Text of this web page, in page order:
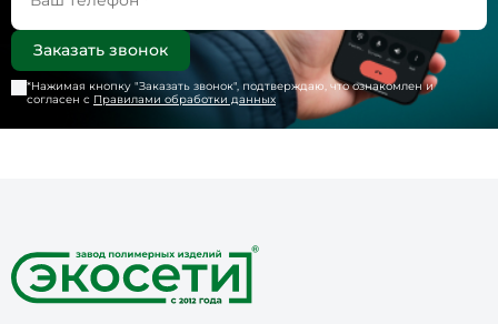
*Нажимая кнопку "Заказать звонок", подтверждаю, что ознакомлен и
согласен с Правилами обработки данных